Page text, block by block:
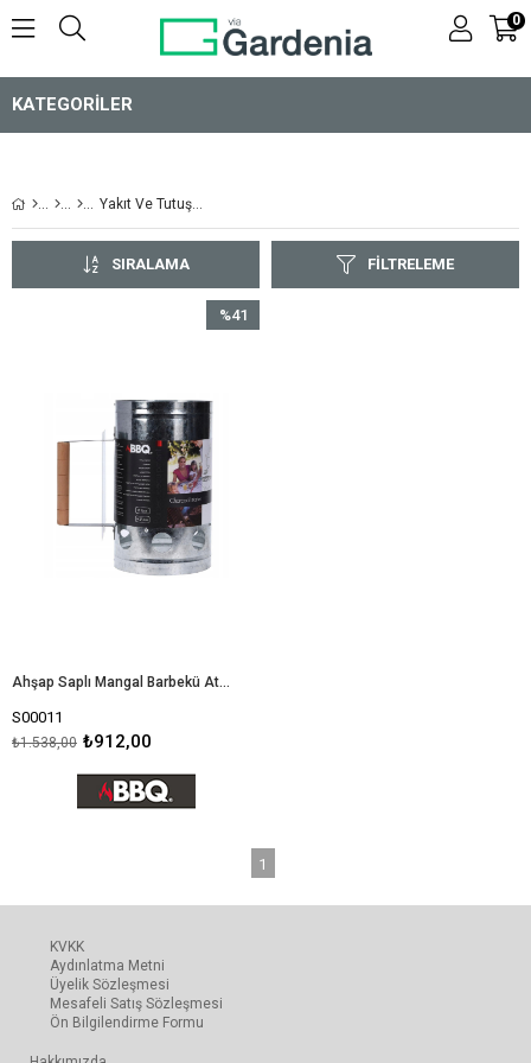
0
KATEGORILER
Yakıt Ve Tutuşturucular
FILTRELEME
SIRALAMA
Ahşap Saplı Mangal Barbekü Ateşleme Bacası
S00011
₺912,00
₺1.538,00
%41
1
KVKK
Aydınlatma Metni
Üyelik Sözleşmesi
Mesafeli Satış Sözleşmesi
Ön Bilgilendirme Formu